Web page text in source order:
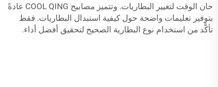
حان الوقت لتغيير البطاريات. وتتميز مصابيح COOL QING عادةً
بتوفير تعليمات واضحة حول كيفية استبدال البطاريات. فقط
تأكَّد من استخدام نوع البطارية الصحيح لتحقيق أفضل أداء.